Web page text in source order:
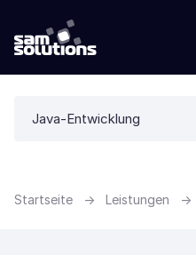
Java-Entwicklung
Startseite → Leistungen →